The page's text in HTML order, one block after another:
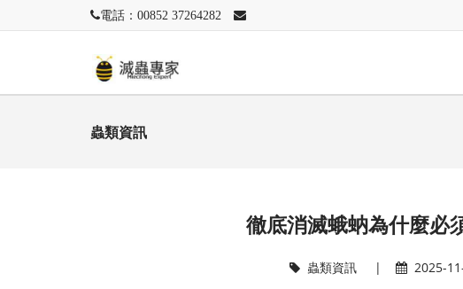
電話：00852 37264282
蟲類資訊
徹底消滅蛾蚋為什麼必
蟲類資訊 | 2025-